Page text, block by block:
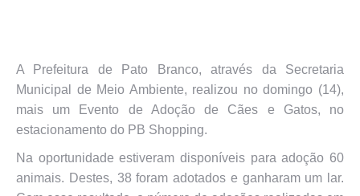
A Prefeitura de Pato Branco, através da Secretaria
Municipal de Meio Ambiente, realizou no domingo (14),
mais um Evento de Adoção de Cães e Gatos, no
estacionamento do PB Shopping.
Na oportunidade estiveram disponíveis para adoção 60
animais. Destes, 38 foram adotados e ganharam um lar.